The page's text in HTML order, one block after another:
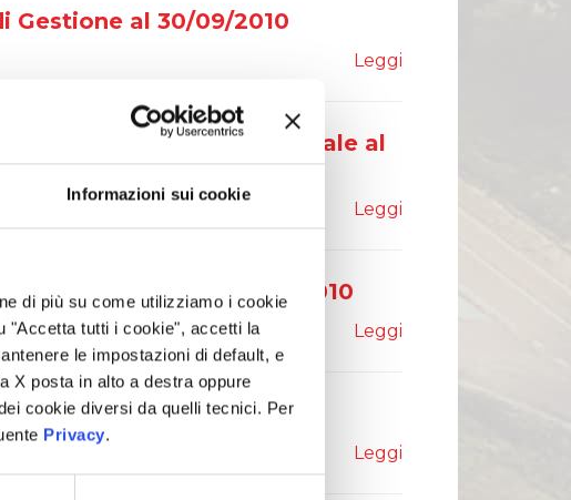
Informazioni sui cookie
di più su come utilizziamo i cookie
"Accetta tutti i cookie", accetti la
le impostazioni di default, e
X posta in alto a destra oppure
cookie diversi da quelli tecnici. Per
Privacy.
Gestione al 30/09/2010
Leggi
Finanziaria Semestrale al
Leggi
Semestrale al 30/06/2010
Leggi
Gestione al 31/03/2010
Leggi